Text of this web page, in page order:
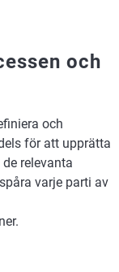
och
och
för att upprätta
relevanta
varje parti av